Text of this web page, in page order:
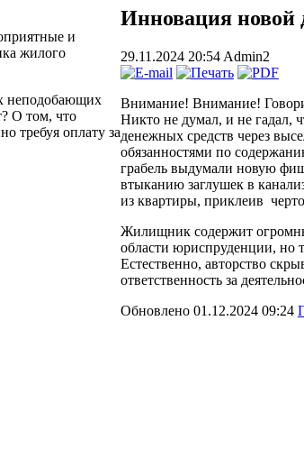
и
жилого
неподобающих
О том, что
требуя оплату за
Инновация
29.11.2024 20:54 Admin2
Внимание! Внимание!
Никто не думал, и не гадал,
денежных средств через
обязанностями по
грабель выдумали новую
втыканию заглушек в
из квартиры, приклеив
Жилищник содержит
области юриспруденции, но
Естественно, авторство
ответственность за
Обновлено 01.12.2024 09:24